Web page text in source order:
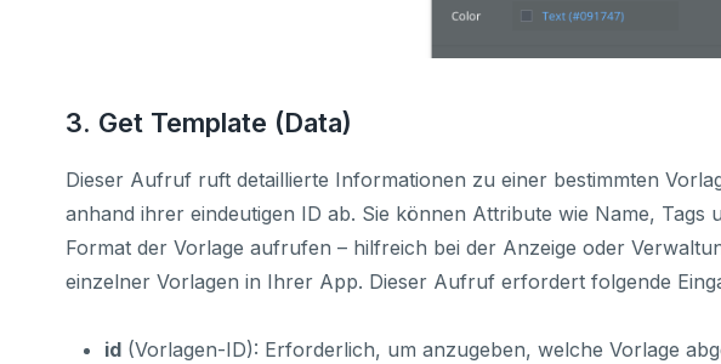
3. Get Template (Data)
Dieser Aufruf ruft detaillierte Informationen zu einer bestimmten
anhand ihrer eindeutigen ID ab. Sie können Attribute wie Name, Tags
Format der Vorlage aufrufen – hilfreich bei der Anzeige oder
einzelner Vorlagen in Ihrer App. Dieser Aufruf erfordert folgende
id (Vorlagen-ID): Erforderlich, um anzugeben, welche Vorlage